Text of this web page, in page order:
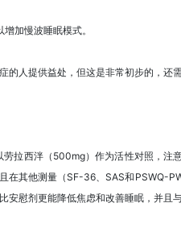
加慢波睡眠模式。
人提供益处，但这是非常初步的，还需
拉西泮（500mg）作为活性对照，注
其他测量（SF-36、SAS和PSWQ-
慰剂更能降低焦虑和改善睡眠，并且